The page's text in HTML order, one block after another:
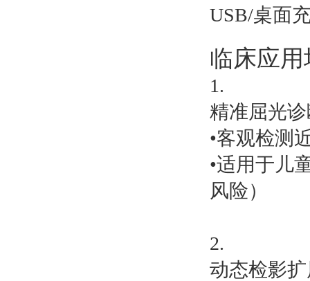
USB/桌面
临床应用
1.
精准屈光
•客观检测
•适用于儿
风险）
2.
动态检影